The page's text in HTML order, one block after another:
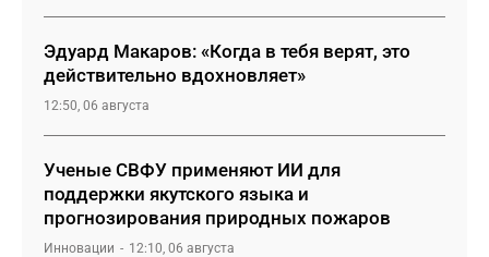
Эдуард Макаров: «Когда в тебя верят, это
действительно вдохновляет»
12:50, 06 августа
Ученые СВФУ применяют ИИ для
поддержки якутского языка и
прогнозирования природных пожаров
Инновации 12:10, 06 августа